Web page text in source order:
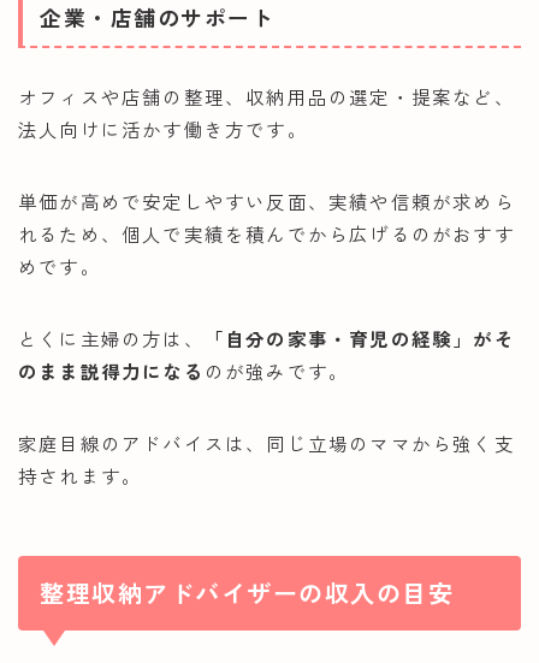
企業・店舗のサポート
オフィスや店舗の整理、収納用品の選定・提案など、
法人向けに活かす働き方です。
単価が高めで安定しやすい反面、実績や信頼が求めら
れるため、個人で実績を積んでから広げるのがおすす
めです。
とくに主婦の方は、
「自分の家事・育児の経験」がそ
のまま説得力になる のが強みです。
家庭目線のアドバイスは、同じ立場のママから強く支
持されます。
整理収納アドバイザーの収入の目安